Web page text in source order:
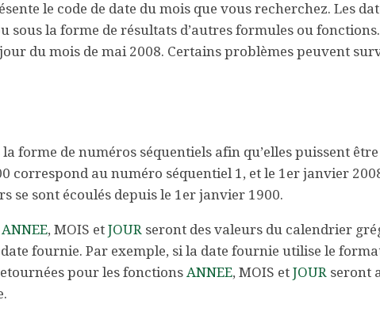
le code de date du mois que vous recherchez. Les
sous la forme de résultats d’autres formules ou
du mois de mai 2008. Certains problèmes peuvent
forme de numéros séquentiels afin qu’elles puissent
correspond au numéro séquentiel 1, et le 1er janvier
se sont écoulés depuis le 1er janvier 1900.
ANNEE, MOIS et JOUR seront des valeurs du calendrier
fournie. Par exemple, si la date fournie utilise le
pour les fonctions ANNEE, MOIS et JOUR seront